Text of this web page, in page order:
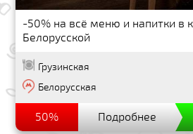
-50% на всё меню и напитки в
Белорусской
Грузинская
Белорусская
50% Подробнее